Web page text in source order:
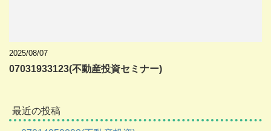
2025/08/07
07031933123(不動産投資セミナー)
最近の投稿